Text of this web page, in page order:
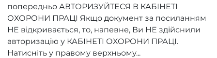
попередньо АВТОРИЗУЙТЕСЯ В КАБІНЕТІ
ОХОРОНИ ПРАЦІ Якщо документ за посиланням
НЕ відкривається, то, напевне, Ви НЕ здійснили
авторизацію у КАБІНЕТІ ОХОРОНИ ПРАЦІ.
Натисніть у правому верхньому...